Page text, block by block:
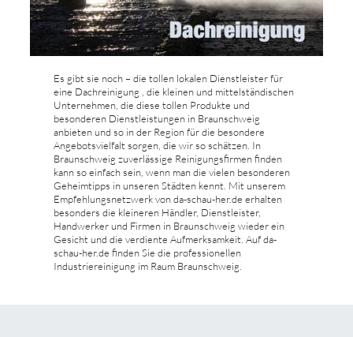
Es gibt sie noch – die tollen lokalen Dienstleister für
eine Dachreinigung , die kleinen und mittelständischen
Unternehmen, die diese tollen Produkte und
besonderen Dienstleistungen in Braunschweig
anbieten und so in der Region für die besondere
Angebotsvielfalt sorgen, die wir so schätzen. In
Braunschweig zuverlässige Reinigungsfirmen finden
kann so einfach sein, wenn man die vielen besonderen
Geheimtipps in unseren Städten kennt. Mit unserem
Empfehlungsnetzwerk von da-schau-her.de erhalten
besonders die kleineren Händler, Dienstleister,
Handwerker und Firmen in Braunschweig wieder ein
Gesicht und die verdiente Aufmerksamkeit. Auf da-
schau-her.de finden Sie die professionellen
Industriereinigung im Raum Braunschweig.